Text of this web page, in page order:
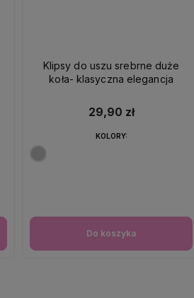
Klipsy do uszu srebrne duże
koła- klasyczna elegancja
29,90 zł
Do koszyka
KOLORY: